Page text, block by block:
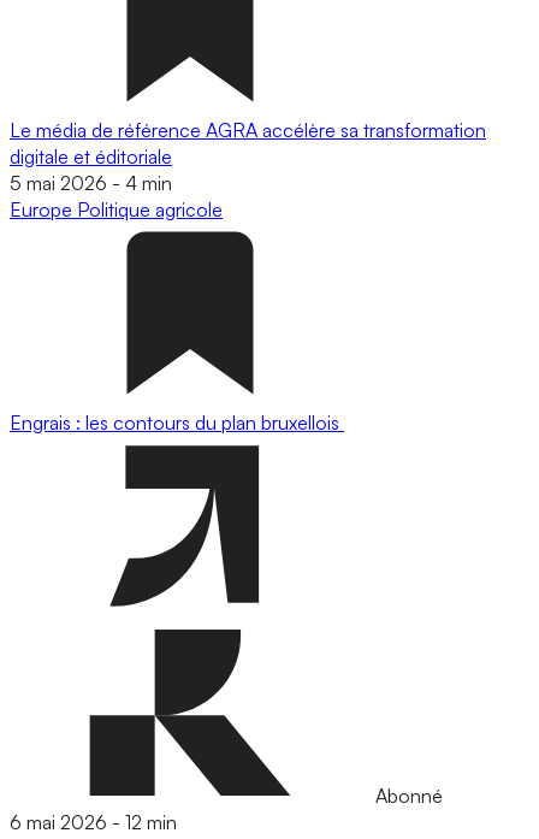
Le média de référence AGRA accélère sa transformation
digitale et éditoriale
5 mai 2026 - 4 min
Europe Politique agricole
Engrais : les contours du plan bruxellois
Abonné
6 mai 2026 - 12 min